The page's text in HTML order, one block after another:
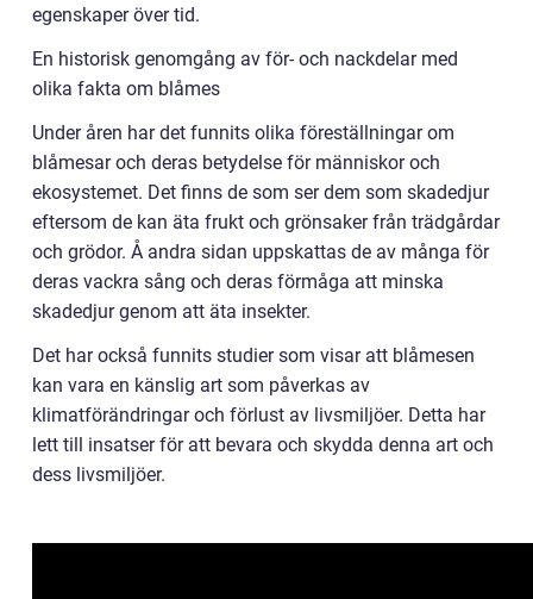
egenskaper över tid.
En historisk genomgång av för- och nackdelar med
olika fakta om blåmes
Under åren har det funnits olika föreställningar om
blåmesar och deras betydelse för människor och
ekosystemet. Det finns de som ser dem som skadedjur
eftersom de kan äta frukt och grönsaker från trädgårdar
och grödor. Å andra sidan uppskattas de av många för
deras vackra sång och deras förmåga att minska
skadedjur genom att äta insekter.
Det har också funnits studier som visar att blåmesen
kan vara en känslig art som påverkas av
klimatförändringar och förlust av livsmiljöer. Detta har
lett till insatser för att bevara och skydda denna art och
dess livsmiljöer.